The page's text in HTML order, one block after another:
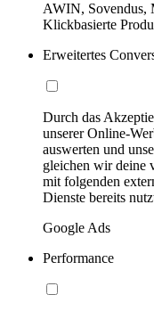
AWIN, Sovendus,
Klickbasierte
Erweitertes
Durch das
unserer Online-
auswerten und
gleichen wir deine
mit folgenden
Dienste bereits
Google Ads
Performance